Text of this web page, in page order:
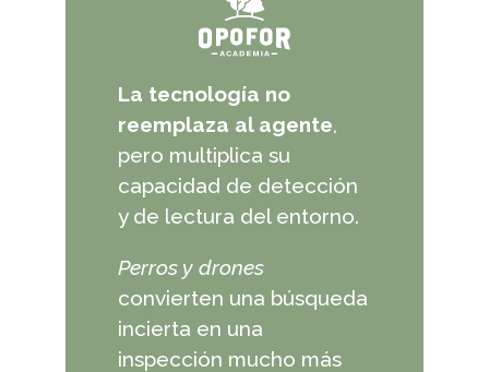
La tecnología no
reemplaza al agente,
pero multiplica su
capacidad de detección
y de lectura del entorno.
Perros y drones
convierten una búsqueda
incierta en una
inspección mucho más